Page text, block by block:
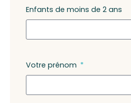
Enfants de moins de 2 ans
Votre prénom